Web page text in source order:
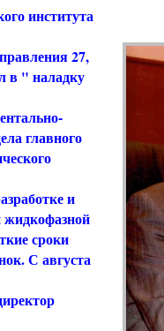
института
27,
в " наладку
главного
и
сроки
С августа